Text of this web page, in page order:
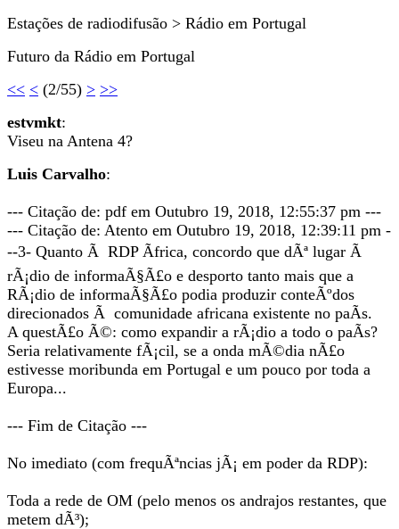
Estações de radiodifusão > Rádio em Portugal
Futuro da Rádio em Portugal
<< < (2/55) > >>
estvmkt:
Viseu na Antena 4?
Luis Carvalho:
--- Citação de: pdf em Outubro 19, 2018, 12:55:37 pm ---
--- Citação de: Atento em Outubro 19, 2018, 12:39:11 pm -
--3- Quanto Ã RDP Ãfrica, concordo que dÃª lugar Ã
rÃ¡dio de informaÃ§Ã£o e desporto tanto mais que a
RÃ¡dio de informaÃ§Ã£o podia produzir conteÃºdos
direcionados Ã comunidade africana existente no paÃ­s.
A questÃ£o Ã©: como expandir a rÃ¡dio a todo o paÃ­s?
Seria relativamente fÃ¡cil, se a onda mÃ©dia nÃ£o
estivesse moribunda em Portugal e um pouco por toda a
Europa...
--- Fim de Citação ---
No imediato (com frequÃªncias jÃ¡ em poder da RDP):
Toda a rede de OM (pelo menos os andrajos restantes, que
metem dÃ³);